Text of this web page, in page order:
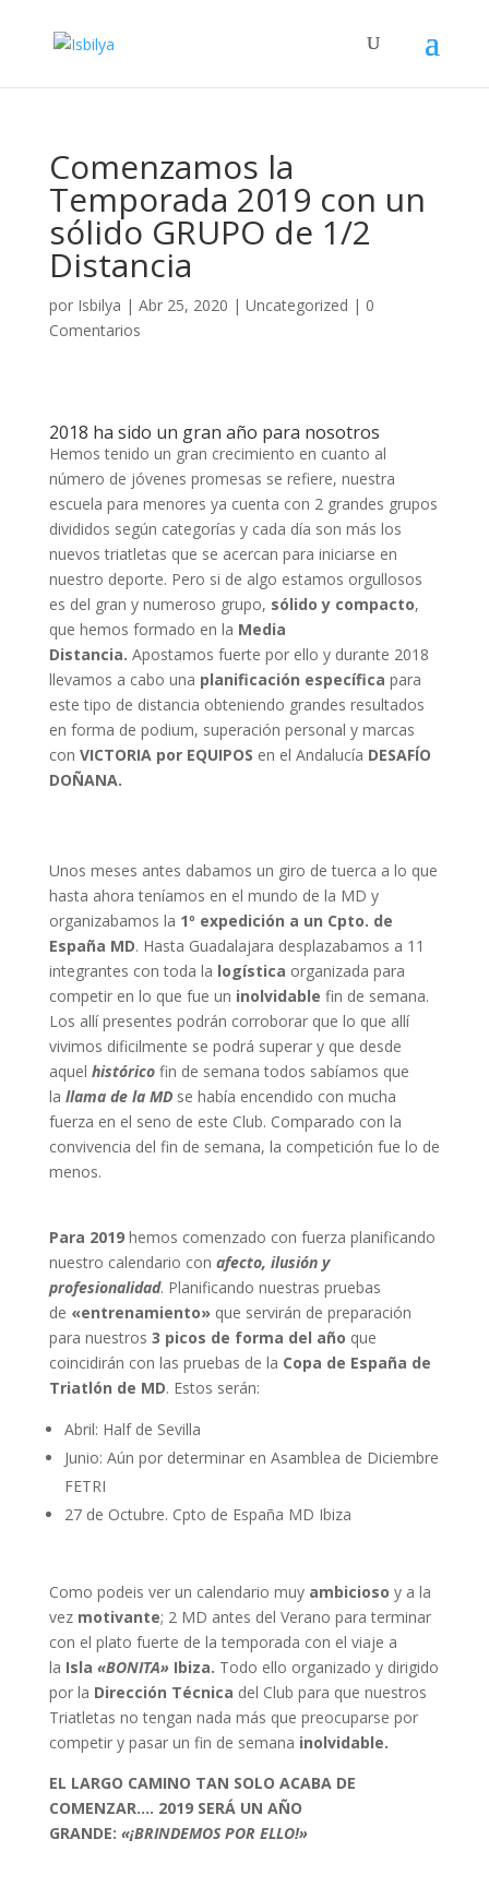
Comenzamos la
Temporada 2019 con un
sólido GRUPO de 1/2
Distancia
por Isbilya | Abr 25, 2020 | Uncategorized | 0
Comentarios
2018 ha sido un gran año para nosotros
Hemos tenido un gran crecimiento en cuanto al
número de jóvenes promesas se refiere, nuestra
escuela para menores ya cuenta con 2 grandes grupos
divididos según categorías y cada día son más los
nuevos triatletas que se acercan para iniciarse en
nuestro deporte. Pero si de algo estamos orgullosos
es del gran y numeroso grupo, sólido y compacto,
que hemos formado en la Media
Distancia. Apostamos fuerte por ello y durante 2018
llevamos a cabo una planificación específica para
este tipo de distancia obteniendo grandes resultados
en forma de podium, superación personal y marcas
con VICTORIA por EQUIPOS en el Andalucía DESAFÍO
DOÑANA.
Unos meses antes dabamos un giro de tuerca a lo que
hasta ahora teníamos en el mundo de la MD y
organizabamos la 1º expedición a un Cpto. de
España MD. Hasta Guadalajara desplazabamos a 11
integrantes con toda la logística organizada para
competir en lo que fue un inolvidable fin de semana.
Los allí presentes podrán corroborar que lo que allí
vivimos dificilmente se podrá superar y que desde
aquel históricofin de semana todos sabíamos que
la llama de la MDse había encendido con mucha
fuerza en el seno de este Club. Comparado con la
convivencia del fin de semana, la competición fue lo de
menos.
Para 2019hemos comenzado con fuerza planificando
nuestro calendario con afecto, ilusión y
profesionalidad. Planificando nuestras pruebas
de «entrenamiento»que servirán de preparación
para nuestros 3 picos de forma del año que
coincidirán con las pruebas de la Copa de España de
Triatlón de MD. Estos serán:
Abril: Half de Sevilla
Junio: Aún por determinar en Asamblea de Diciembre
FETRI
27 de Octubre. Cpto de España MD Ibiza
Como podeis ver un calendario muy ambicioso y a la
vezmotivante; 2 MD antes del Verano para terminar
con el plato fuerte de la temporada con el viaje a
la Isla «BONITA»Ibiza. Todo ello organizado y dirigido
por la Dirección Técnica del Club para que nuestros
Triatletas no tengan nada más que preocuparse por
competir y pasar un fin de semana inolvidable.
EL LARGO CAMINO TAN SOLO ACABA DE
COMENZAR…. 2019 SERÁ UN AÑO
GRANDE: «¡BRINDEMOS POR ELLO!»